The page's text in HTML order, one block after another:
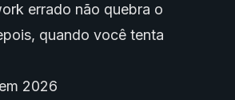
errado não quebra o
quando você tenta
2026